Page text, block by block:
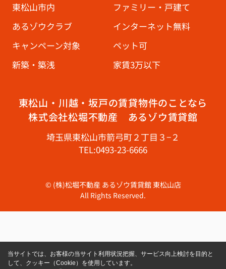
東松山市内
ファミリー・戸建て
あるゾウクラブ
インターネット無料
キャンペーン対象
ペット可
新築・築浅
家賃3万以下
東松山・川越・坂戸の賃貸物件のことなら
株式会社松堀不動産 あるゾウ賃貸館
埼玉県東松山市箭弓町２丁目３−２
TEL:0493-23-6666
© (株)松堀不動産 あるゾウ賃貸館 東松山店
All Rights Reserved.
当サイトでは、お客様の当サイト利用状況把握、サービス向上検討を目的と
して、クッキー（Cookie）を使用しています。